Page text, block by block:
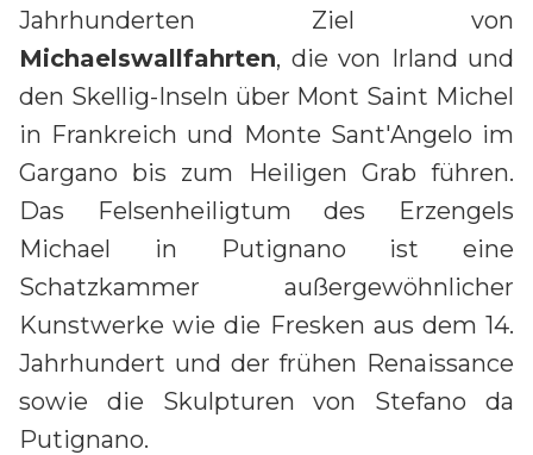
Jahrhunderten Ziel von
Michaelswallfahrten, die von Irland und
den Skellig-Inseln über Mont Saint Michel
in Frankreich und Monte Sant'Angelo im
Gargano bis zum Heiligen Grab führen.
Das Felsenheiligtum des Erzengels
Michael in Putignano ist eine
Schatzkammer außergewöhnlicher
Kunstwerke wie die Fresken aus dem 14.
Jahrhundert und der frühen Renaissance
sowie die Skulpturen von Stefano da
Putignano.